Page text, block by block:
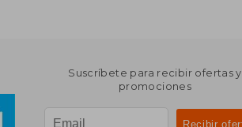
Suscríbete para recibir ofertas y
promociones